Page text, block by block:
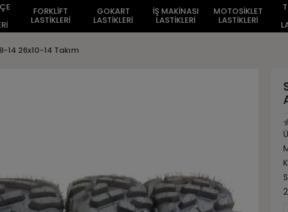
FORKLİFT
LASTİKLERİ
GOKART
LASTİKLERİ
İŞ MAKİNASI
LASTİKLERİ
MOTOSİKLET
LASTİKLERİ
14 26x10-14 Takım